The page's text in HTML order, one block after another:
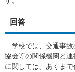
回答
学校では、交通事故
協会等の関係機関と
に関しては、あくま